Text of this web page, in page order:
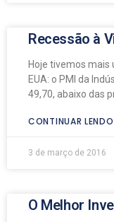
Recessão à
Hoje tivemos mais
EUA: o PMI da
49,70, abaixo das
CONTINUAR LENDO
3 de março de 2016
O Melhor